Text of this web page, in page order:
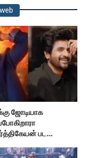
ஜோடியாக
பட